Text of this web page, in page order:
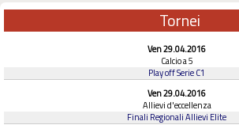
Tornei
Ven 29.04.2016
Calcio a 5
Play off Serie C1
Ven 29.04.2016
Allievi d'eccellenza
Finali Regionali Allievi Elite